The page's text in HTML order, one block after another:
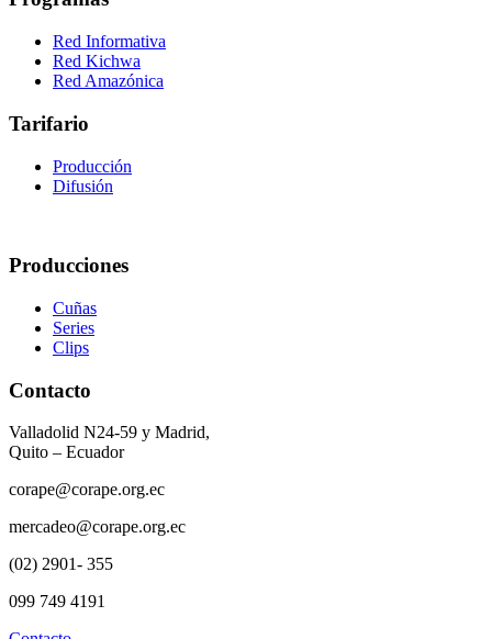
Red Informativa
Red Kichwa
Red Amazónica
Tarifario
Producción
Difusión
Producciones
Cuñas
Series
Clips
Contacto
Valladolid N24-59 y Madrid,
Quito – Ecuador
corape@corape.org.ec
mercadeo@corape.org.ec
(02) 2901- 355
099 749 4191